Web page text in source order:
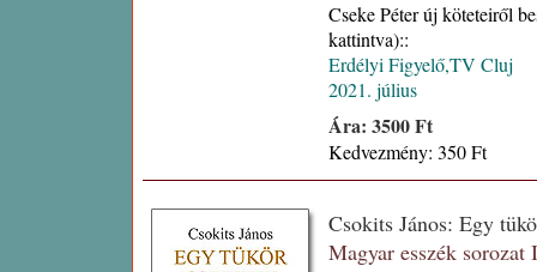
Cseke Péter új köteteiről
kattintva)::
Erdélyi Figyelő,TV Cluj
2021. július
Ára: 3500 Ft
Kedvezmény: 350 Ft
Csokits János: Egy
Magyar esszék sorozat